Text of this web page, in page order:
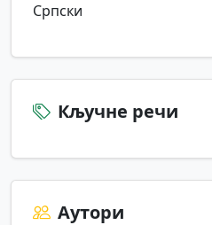
Српски
Кључне речи
Аутори